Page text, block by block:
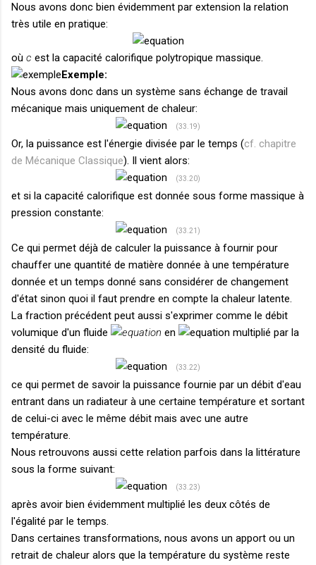
Nous avons donc bien évidemment par extension la relation
très utile en pratique:
où c est la capacité calorifique polytropique massique.
Exemple:
Nous avons donc dans un système sans échange de travail
mécanique mais uniquement de chaleur:
(33.19)
Or, la puissance est l'énergie divisée par le temps (cf. chapitre
de Mécanique Classique). Il vient alors:
(33.20)
et si la capacité calorifique est donnée sous forme massique à
pression constante:
(33.21)
Ce qui permet déjà de calculer la puissance à fournir pour
chauffer une quantité de matière donnée à une température
donnée et un temps donné sans considérer de changement
d'état sinon quoi il faut prendre en compte la chaleur latente.
La fraction précédent peut aussi s'exprimer comme le débit
volumique d'un fluide
en
multiplié par la
densité du fluide:
(33.22)
ce qui permet de savoir la puissance fournie par un débit d'eau
entrant dans un radiateur à une certaine température et sortant
de celui-ci avec le même débit mais avec une autre
température.
Nous retrouvons aussi cette relation parfois dans la littérature
sous la forme suivant:
(33.23)
après avoir bien évidemment multiplié les deux côtés de
l'égalité par le temps.
Dans certaines transformations, nous avons un apport ou un
retrait de chaleur alors que la température du système reste